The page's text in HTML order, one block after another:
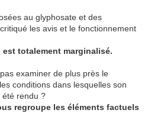
au glyphosate et des
les avis et le fonctionnement
est totalement marginalisé.
examiner de plus près le
conditions dans lesquelles son
été rendu ?
regroupe les éléments factuels